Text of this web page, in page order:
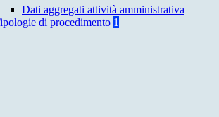
Dati aggregati attività amministrativa
di procedimento 1